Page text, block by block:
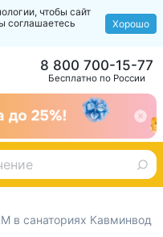
чтобы сайт
соглашаетесь
Хорошо
Бесплатно по России
8 800 700-15-77
в санаториях Кавминвод